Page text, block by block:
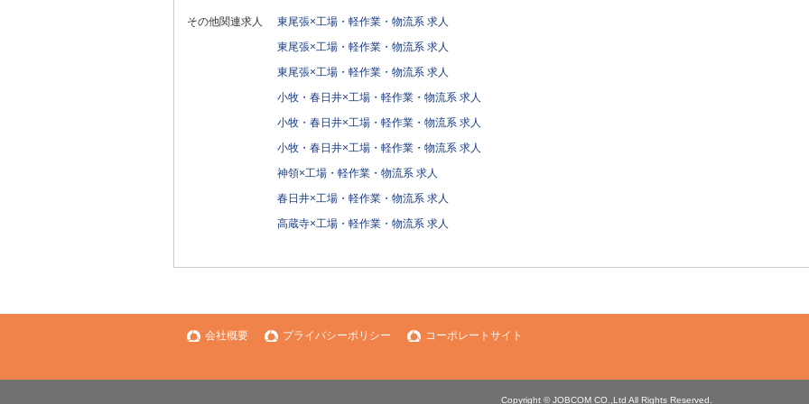
その他関連求人
東尾張×工場・軽作業・物流系 求人
東尾張×工場・軽作業・物流系 求人
東尾張×工場・軽作業・物流系 求人
小牧・春日井×工場・軽作業・物流系 求人
小牧・春日井×工場・軽作業・物流系 求人
小牧・春日井×工場・軽作業・物流系 求人
神領×工場・軽作業・物流系 求人
春日井×工場・軽作業・物流系 求人
高蔵寺×工場・軽作業・物流系 求人
会社概要 プライバシーポリシー コーポレートサイト
Copyright © JOBCOM CO.,Ltd All Rights Reserved.